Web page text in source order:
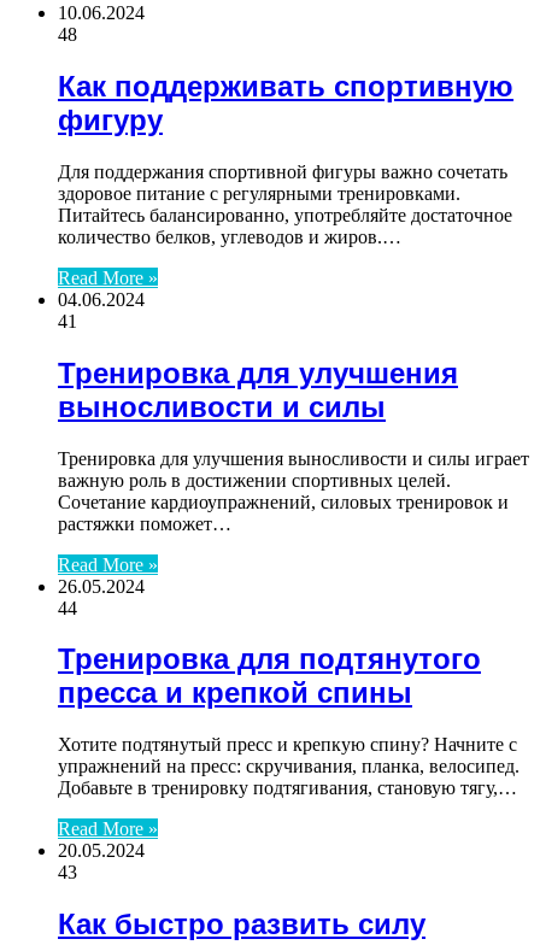
10.06.2024
48
Как поддерживать спортивную
фигуру
Для поддержания спортивной фигуры важно сочетать
здоровое питание с регулярными тренировками.
Питайтесь балансированно, употребляйте достаточное
количество белков, углеводов и жиров.…
Read More »
04.06.2024
41
Тренировка для улучшения
выносливости и силы
Тренировка для улучшения выносливости и силы играет
важную роль в достижении спортивных целей.
Сочетание кардиоупражнений, силовых тренировок и
растяжки поможет…
Read More »
26.05.2024
44
Тренировка для подтянутого
пресса и крепкой спины
Хотите подтянутый пресс и крепкую спину? Начните с
упражнений на пресс: скручивания, планка, велосипед.
Добавьте в тренировку подтягивания, становую тягу,…
Read More »
20.05.2024
43
Как быстро развить силу